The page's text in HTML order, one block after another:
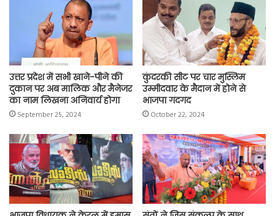
p
r
a
m
उत्तर प्रदेश में सभी खाने-पीने की
दुकान पर अब मालिक और मैनेजर
का नाम लिखना अनिवार्य होगा
September 25, 2024
कुंदरकी सीट पर चार मुस्लिम
उम्मीदवार के मैदान में होने से
भाजपा गदगद
October 22, 2024